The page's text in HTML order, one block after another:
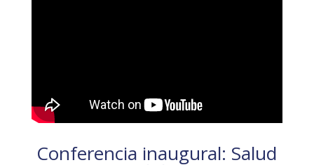
Conferencia inaugural: Salud